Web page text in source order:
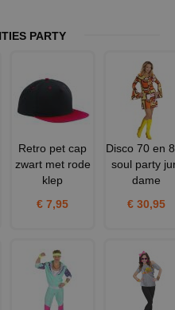
PARTY
Retro pet cap
zwart met rode
klep
€ 7,95
Disco 70 en
soul party
dame
€ 30,95